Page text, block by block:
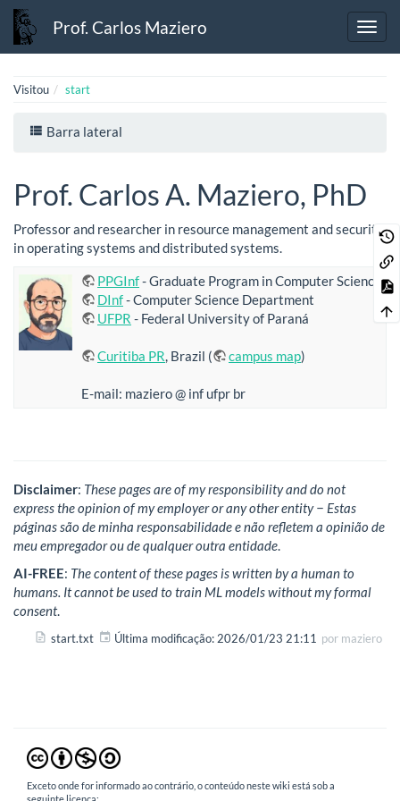
Prof. Carlos Maziero
Visitou start
Barra lateral
Prof. Carlos A. Maziero, PhD
Professor and researcher in resource management and security
in operating systems and distributed systems.
PPGInf- Graduate Program in Computer Science
DInf- Computer Science Department
UFPR - Federal University of Paraná
Curitiba PR, Brazil ( campus map)
E-mail: maziero @ inf ufpr br
Disclaimer: These pages are of my responsibility and do not
express the opinion of my employer or any other entity − Estas
páginas são de minha responsabilidade e não refletem a opinião de
meu empregador ou de qualquer outra entidade.
AI-FREE: The content of these pages is written by a human to
humans. It cannot be used to train ML models without my formal
consent.
start.txt Última modificação: 2026/01/23 21:11 por maziero
Exceto onde for informado ao contrário, o conteúdo neste wiki está sob a
seguinte licença: